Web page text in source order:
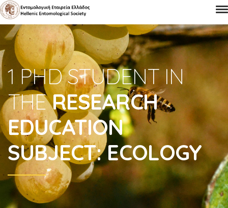
1 PHD STUDENT IN
THERESEARCH
EDUCATION
SUBJECT: ECOLOGY